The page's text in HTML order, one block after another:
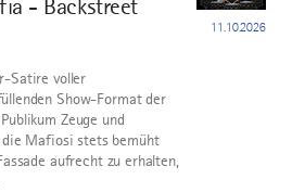
- Backstreet
11.10.2026
Satire voller
Show-Format der
Zeuge und
die Mafiosi stets bemüht
aufrecht zu erhalten,